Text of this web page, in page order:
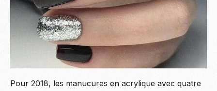
Pour 2018, les manucures en acrylique avec quatre